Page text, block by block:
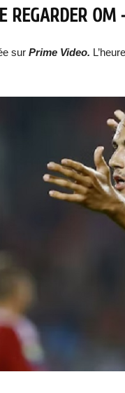
REGARDER OM
sur Prime Video.